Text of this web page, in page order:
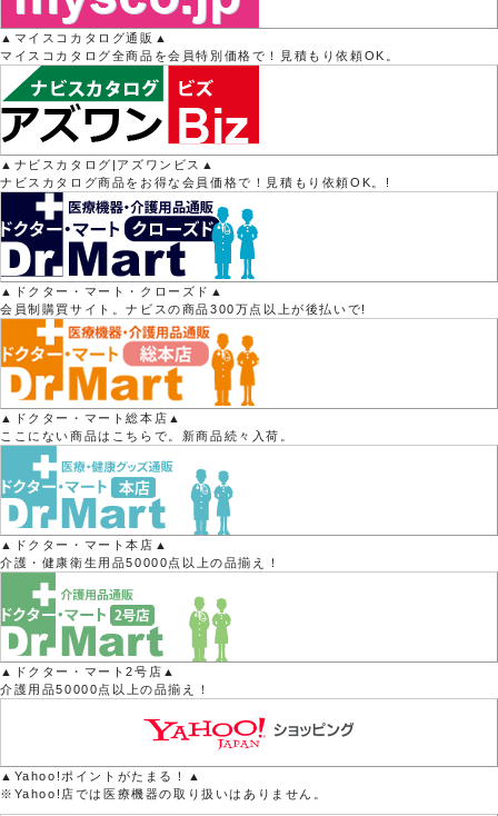
▲マイスコカタログ通販▲
マイスコカタログ全商品を会員特別価格で！見積もり依頼OK。
▲ナビスカタログ|アズワンビス▲
ナビスカタログ商品をお得な会員価格で！見積もり依頼OK。!
▲ドクター・マート・クローズド▲
会員制購買サイト。ナビスの商品300万点以上が後払いで!
▲ドクター・マート総本店▲
ここにない商品はこちらで。新商品続々入荷。
▲ドクター・マート本店▲
介護・健康衛生用品50000点以上の品揃え！
▲ドクター・マート2号店▲
介護用品50000点以上の品揃え！
▲Yahoo!ポイントがたまる！▲
※Yahoo!店では医療機器の取り扱いはありません。